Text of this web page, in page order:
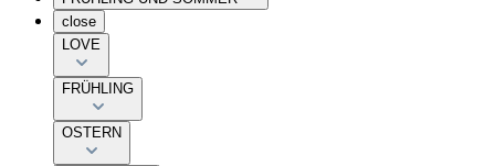
close
LOVE
FRÜHLING
OSTERN